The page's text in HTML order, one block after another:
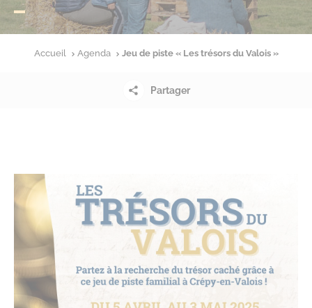
Accueil Agenda Jeu de piste « Les trésors du Valois »
Partager